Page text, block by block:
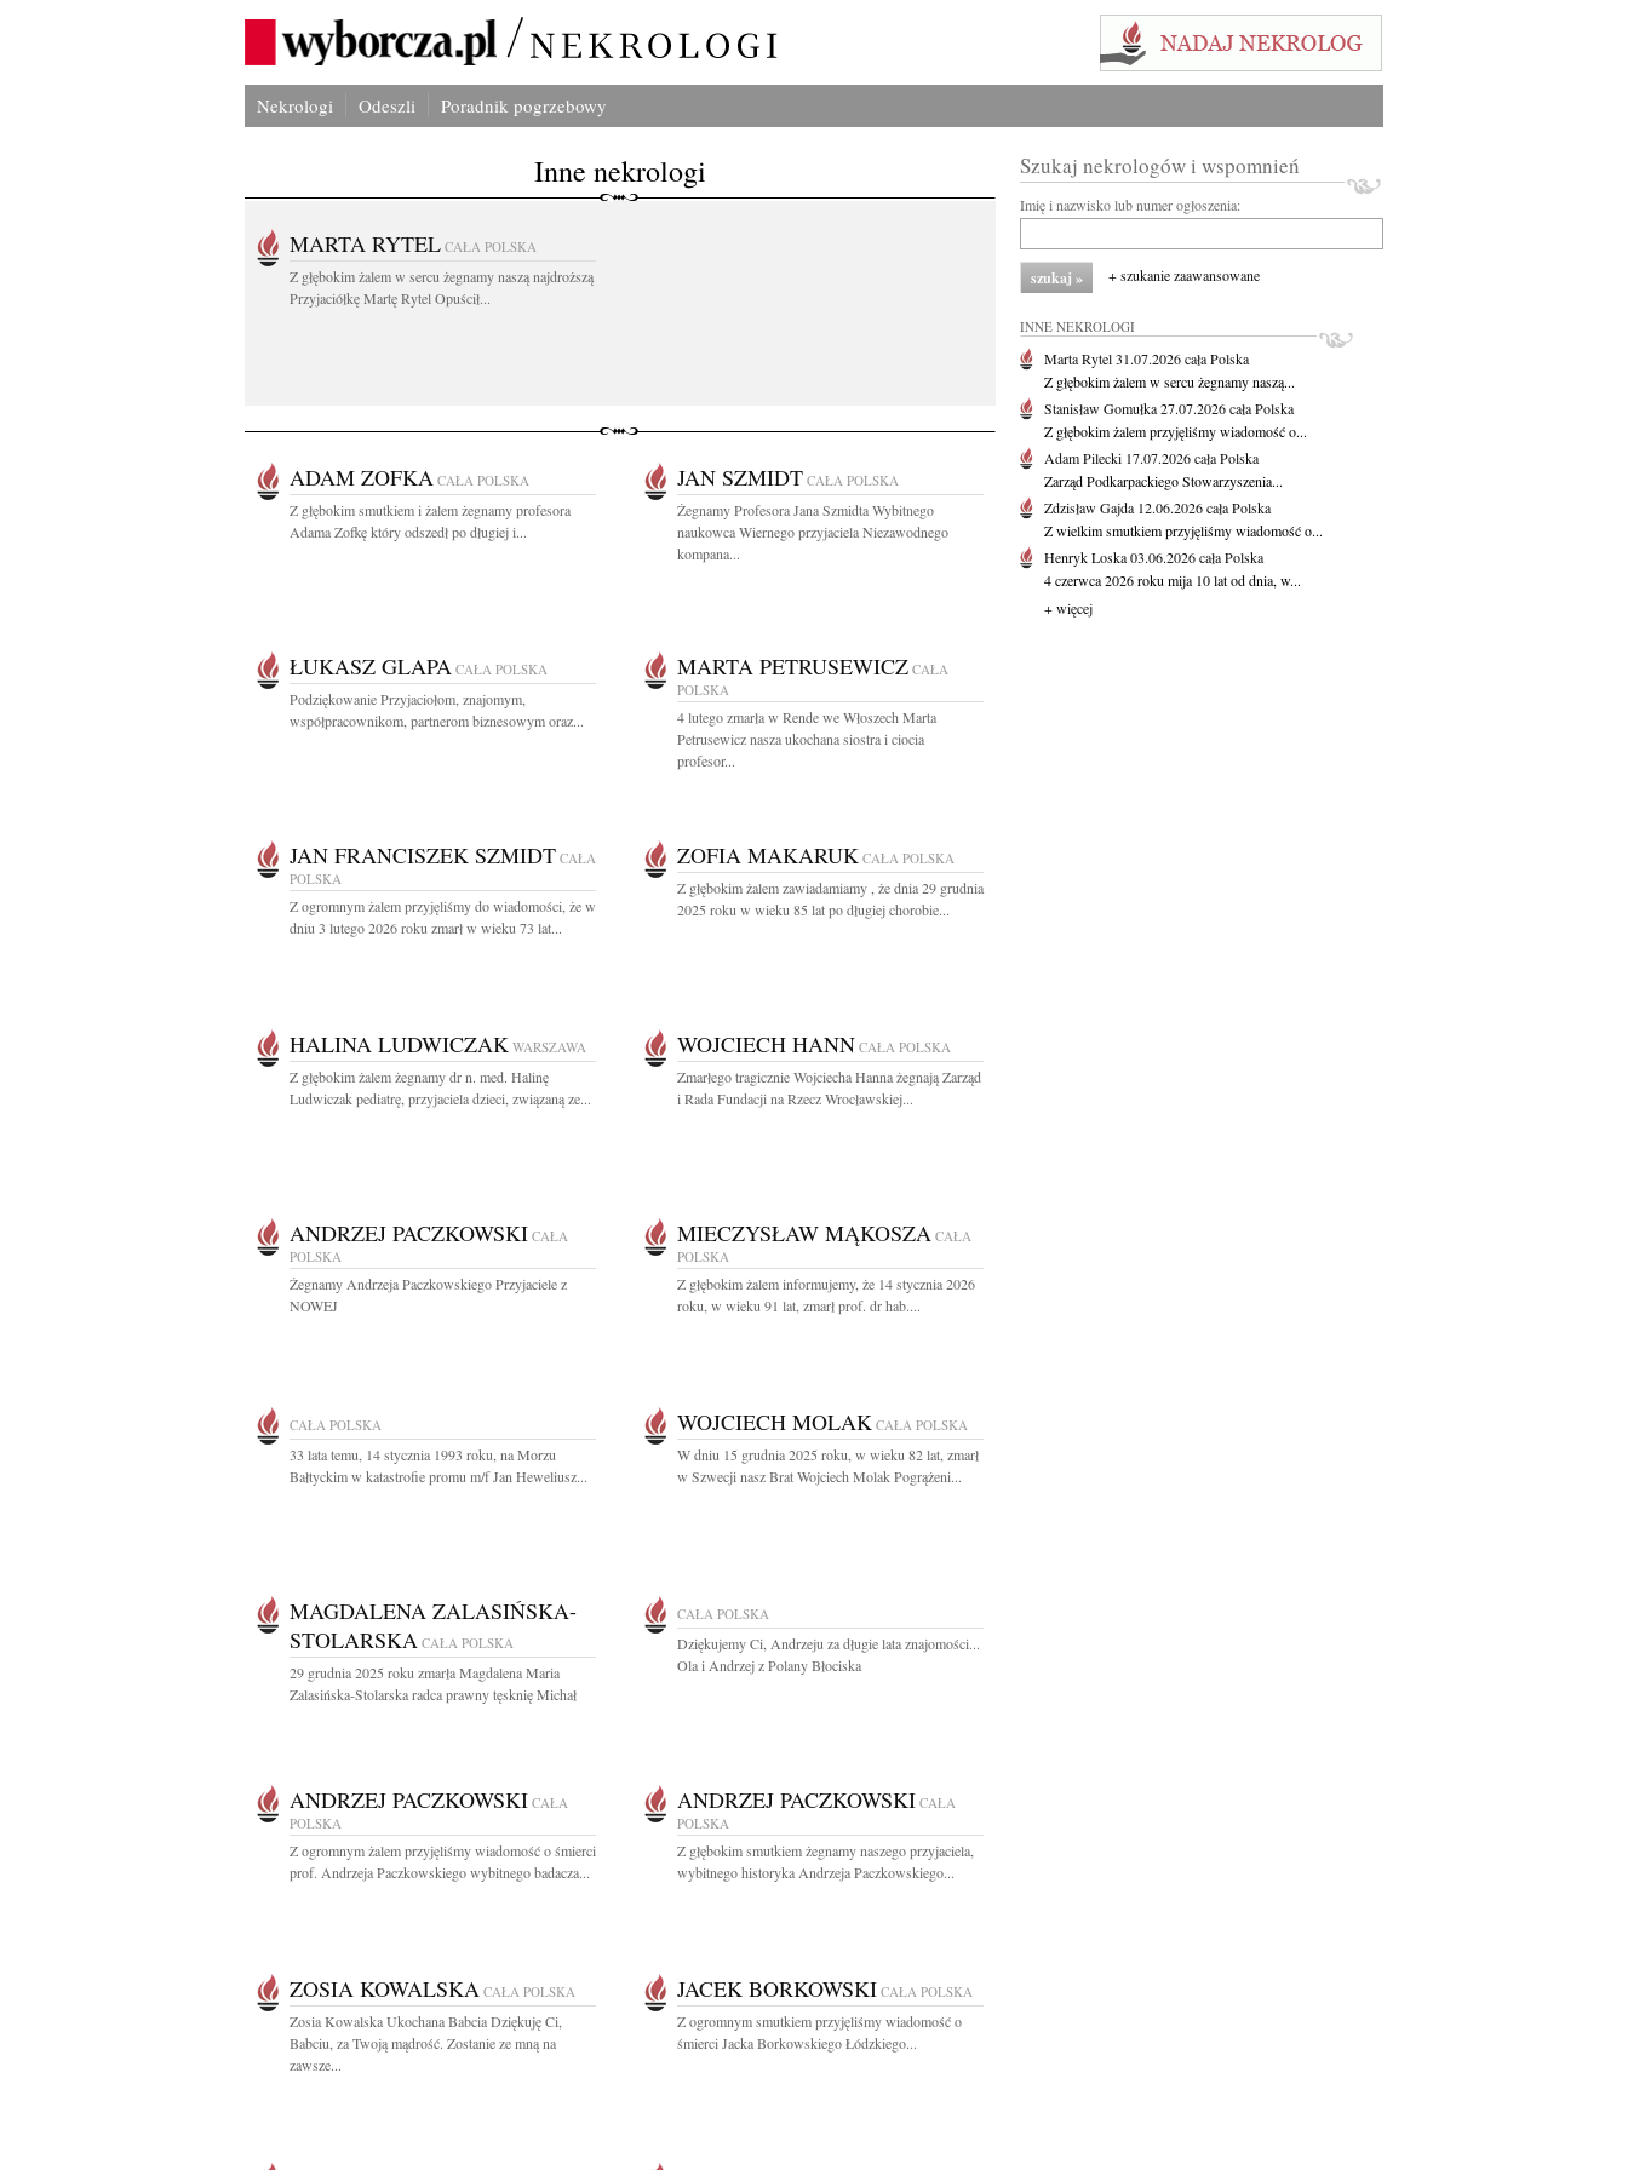
Nekrologi Odeszli Poradnik pogrzebowy
Inne nekrologi
MARTA RYTEL CAŁA POLSKA
Z głębokim żalem w sercu żegnamy naszą najdroższą
Przyjaciółkę Martę Rytel Opuścił...
ADAM ZOFKA CAŁA POLSKA
Z głębokim smutkiem i żalem żegnamy profesora
Adama Zofkę który odszedł po długiej i...
JAN SZMIDT CAŁA POLSKA
Żegnamy Profesora Jana Szmidta Wybitnego
naukowca Wiernego przyjaciela Niezawodnego
kompana...
ŁUKASZ GLAPA CAŁA POLSKA
Podziękowanie Przyjaciołom, znajomym,
współpracownikom, partnerom biznesowym oraz...
MARTA PETRUSEWICZ CAŁA
POLSKA
4 lutego zmarła w Rende we Włoszech Marta
Petrusewicz nasza ukochana siostra i ciocia
profesor...
JAN FRANCISZEK SZMIDT CAŁA
POLSKA
Z ogromnym żalem przyjęliśmy do wiadomości, że w
dniu 3 lutego 2026 roku zmarł w wieku 73 lat...
ZOFIA MAKARUK CAŁA POLSKA
Z głębokim żalem zawiadamiamy , że dnia 29 grudnia
2025 roku w wieku 85 lat po długiej chorobie...
HALINA LUDWICZAK WARSZAWA
Z głębokim żalem żegnamy dr n. med. Halinę
Ludwiczak pediatrę, przyjaciela dzieci, związaną ze...
WOJCIECH HANN CAŁA POLSKA
Zmarłego tragicznie Wojciecha Hanna żegnają Zarząd
i Rada Fundacji na Rzecz Wrocławskiej...
ANDRZEJ PACZKOWSKI CAŁA
POLSKA
Żegnamy Andrzeja Paczkowskiego Przyjaciele z
NOWEJ
MIECZYSŁAW MĄKOSZA CAŁA
POLSKA
Z głębokim żalem informujemy, że 14 stycznia 2026
roku, w wieku 91 lat, zmarł prof. dr hab....
CAŁA POLSKA
33 lata temu, 14 stycznia 1993 roku, na Morzu
Bałtyckim w katastrofie promu m/f Jan Heweliusz...
WOJCIECH MOLAK CAŁA POLSKA
W dniu 15 grudnia 2025 roku, w wieku 82 lat, zmarł
w Szwecji nasz Brat Wojciech Molak Pogrążeni...
MAGDALENA ZALASIŃSKA-
STOLARSKA CAŁA POLSKA
29 grudnia 2025 roku zmarła Magdalena Maria
Zalasińska-Stolarska radca prawny tęsknię Michał
CAŁA POLSKA
Dziękujemy Ci, Andrzeju za długie lata znajomości...
Ola i Andrzej z Polany Błociska
ANDRZEJ PACZKOWSKI CAŁA
POLSKA
Z ogromnym żalem przyjęliśmy wiadomość o śmierci
prof. Andrzeja Paczkowskiego wybitnego badacza...
ANDRZEJ PACZKOWSKI CAŁA
POLSKA
Z głębokim smutkiem żegnamy naszego przyjaciela,
wybitnego historyka Andrzeja Paczkowskiego...
ZOSIA KOWALSKA CAŁA POLSKA
Zosia Kowalska Ukochana Babcia Dziękuję Ci,
Babciu, za Twoją mądrość. Zostanie ze mną na
zawsze...
JACEK BORKOWSKI CAŁA POLSKA
Z ogromnym smutkiem przyjęliśmy wiadomość o
śmierci Jacka Borkowskiego Łódzkiego...
Szukaj nekrologów i wspomnień
Imię i nazwisko lub numer ogłoszenia:
+ szukanie zaawansowane
INNE NEKROLOGI
Marta Rytel31.07.2026cała Polska
Z głębokim żalem w sercu żegnamy naszą...
Stanisław Gomułka27.07.2026cała Polska
Z głębokim żalem przyjęliśmy wiadomość o...
Adam Pilecki 17.07.2026cała Polska
Zarząd Podkarpackiego Stowarzyszenia...
Zdzisław Gajda 12.06.2026cała Polska
Z wielkim smutkiem przyjęliśmy wiadomość o...
Henryk Loska03.06.2026cała Polska
4 czerwca 2026 roku mija 10 lat od dnia, w...
+ więcej